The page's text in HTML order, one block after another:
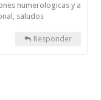
numerologicas y a
saludos
Responder